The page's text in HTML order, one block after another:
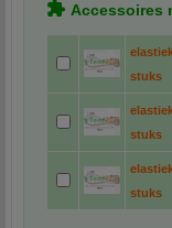
Accessoires
stuks
stuks
stuks